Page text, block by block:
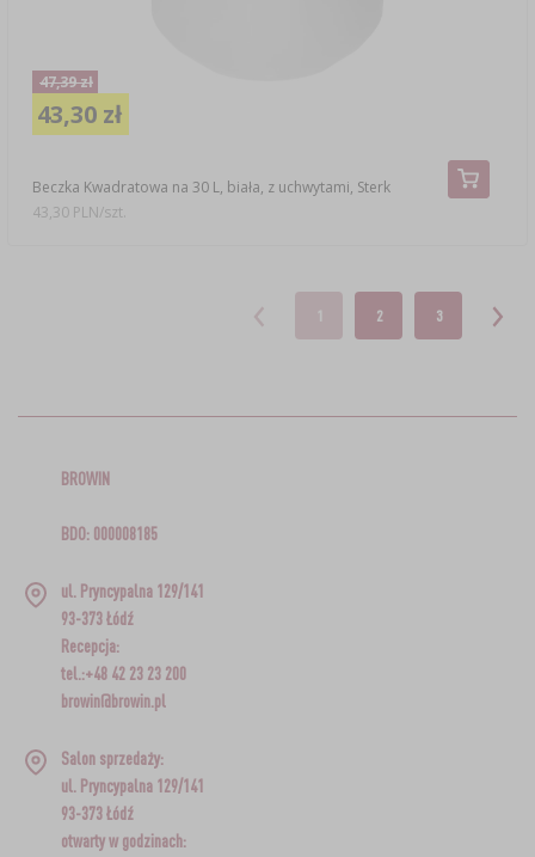
Beczka Kwadratowa na 30 L, biała, z uchwytami, Sterk
47,39 zł
43,30 zł
43,30 PLN/szt.
1 2 3
BROWIN
BDO: 000008185
ul. Pryncypalna 129/141
93-373 Łódź
Recepcja:
tel.:+48 42 23 23 200
browin@browin.pl
Salon sprzedaży:
ul. Pryncypalna 129/141
93-373 Łódź
otwarty w godzinach: